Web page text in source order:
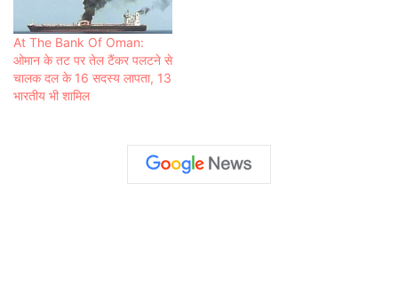
At The Bank Of Oman:
ओमान के तट पर तेल टैंकर पलटने से
चालक दल के 16 सदस्य लापता, 13
भारतीय भी शामिल